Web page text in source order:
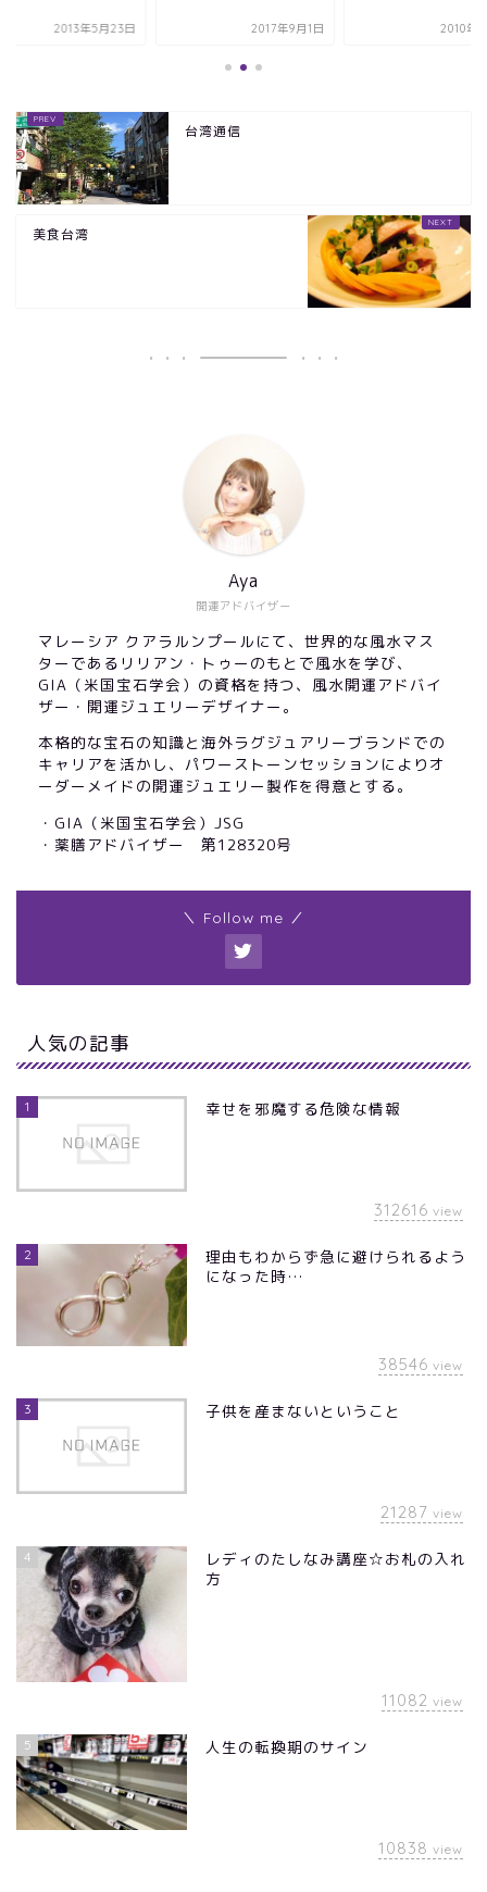
2013年5月23日 2017年9月1日 2010年1
台湾通信
美食台湾
開運アドバイザー
Aya
マレーシア クアラルンプールにて、世界的な風水マス
ターであるリリアン・トゥーのもとで風水を学び、
GIA（米国宝石学会）の資格を持つ、風水開運アドバイ
ザー・開運ジュエリーデザイナー。
本格的な宝石の知識と海外ラグジュアリーブランドでの
キャリアを活かし、パワーストーンセッションによりオ
ーダーメイドの開運ジュエリー製作を得意とする。
・GIA（米国宝石学会）JSG
・薬膳アドバイザー 第128320号
＼ Follow me ／
人気の記事
1 幸せを邪魔する危険な情報
312616 view
2
理由もわからず急に避けられるよう
になった時…
38546 view
3 子供を産まないということ
21287 view
4
レディのたしなみ講座☆お札の入れ
方
11082 view
5 人生の転換期のサイン
10838 view